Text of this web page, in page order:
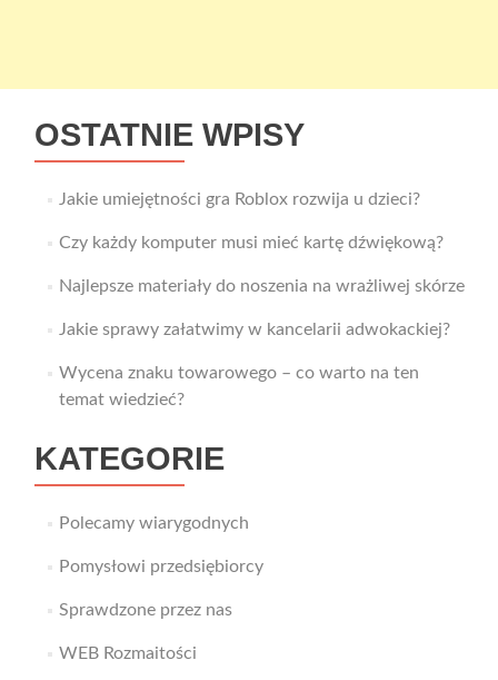
OSTATNIE WPISY
Jakie umiejętności gra Roblox rozwija u dzieci?
Czy każdy komputer musi mieć kartę dźwiękową?
Najlepsze materiały do noszenia na wrażliwej skórze
Jakie sprawy załatwimy w kancelarii adwokackiej?
Wycena znaku towarowego – co warto na ten
temat wiedzieć?
KATEGORIE
Polecamy wiarygodnych
Pomysłowi przedsiębiorcy
Sprawdzone przez nas
WEB Rozmaitości